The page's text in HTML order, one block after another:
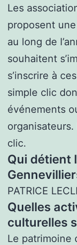
Les
proposent
au long de
souhaitent
s’inscrire à
simple clic
événements
clic.
Qui détient
PATRICE
Quelles
culturelles
Le patrimoine